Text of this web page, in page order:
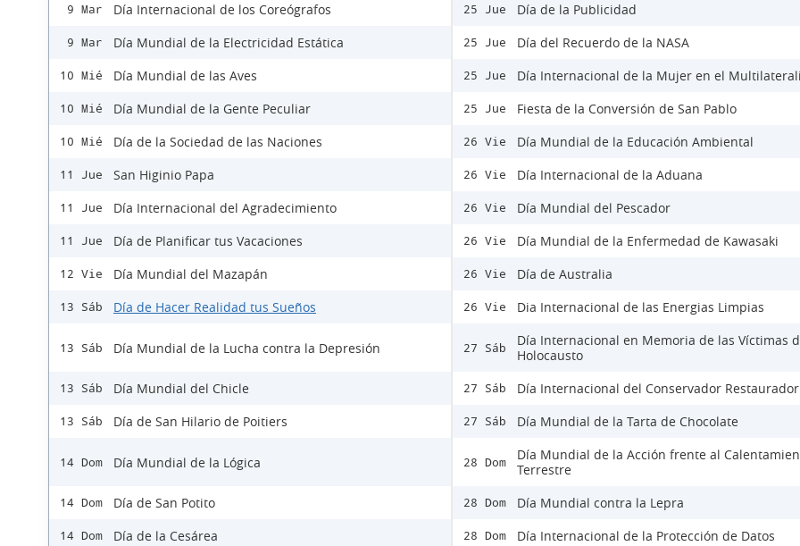
9 Mar Día Internacional de los Coreógrafos
9 Mar Día Mundial de la Electricidad Estática
10 Mié Día Mundial de las Aves
10 Mié Día Mundial de la Gente Peculiar
10 Mié Día de la Sociedad de las Naciones
11 Jue San Higinio Papa
11 Jue Día Internacional del Agradecimiento
11 Jue Día de Planificar tus Vacaciones
12 Vie Día Mundial del Mazapán
13 Sáb Día de Hacer Realidad tus Sueños
13 Sáb Día Mundial de la Lucha contra la Depresión
13 Sáb Día Mundial del Chicle
13 Sáb Día de San Hilario de Poitiers
14 Dom Día Mundial de la Lógica
14 Dom Día de San Potito
14 Dom Día de la Cesárea
25 Jue Día de la Publicidad
25 Jue Día del Recuerdo de la NASA
25 Jue Día Internacional de la Mujer en el
25 Jue Fiesta de la Conversión de San Pablo
26 Vie Día Mundial de la Educación Ambiental
26 Vie Día Internacional de la Aduana
26 Vie Día Mundial del Pescador
26 Vie Día Mundial de la Enfermedad de Kawasaki
26 Vie Día de Australia
26 Vie Dia Internacional de las Energias Limpias
27 Sáb
Día Internacional en Memoria de las Víctimas
Holocausto
27 Sáb Día Internacional del Conservador Restaurador
27 Sáb Día Mundial de la Tarta de Chocolate
28 Dom
Día Mundial de la Acción frente al
Terrestre
28 Dom Día Mundial contra la Lepra
28 Dom Día Internacional de la Protección de Datos